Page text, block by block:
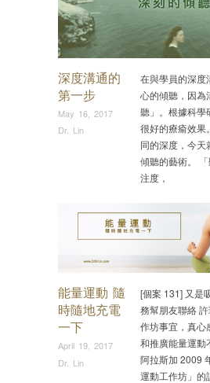
深度溝通的
第一步
May 16, 2017
Dr. Lin
在與學員的深度
心的傾聽，因為
聽」。根據科學
很好的療瘉效果
同的深度，今
傾聽的藝術。
注度，
能量運動 隨
時隨地充電
一下
April 19, 2017
Dr. Lin
[個案 131] 又是
務幫朋友聯絡
作坊事宜，真心
和推廣能量運動
阿拉斯加 2009
運動工作坊」的